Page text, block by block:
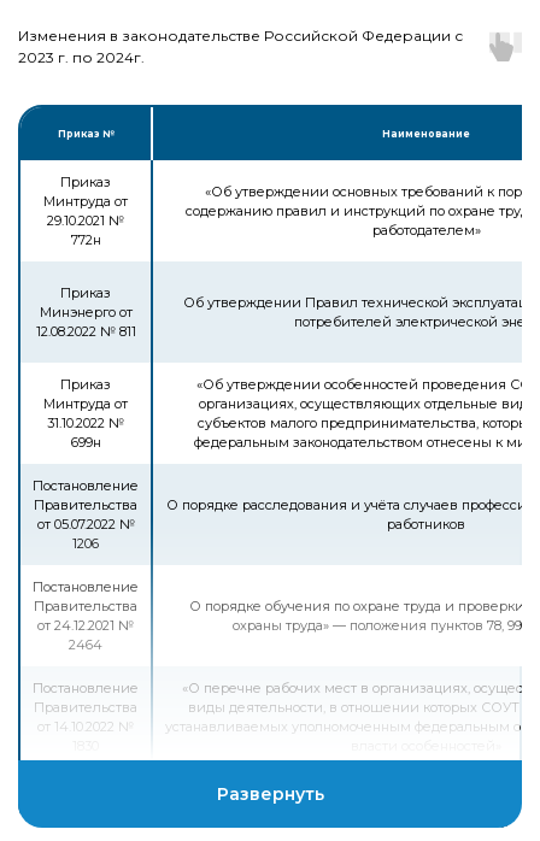
Изменения в законодательстве Российской Федерации с
2023 г. по 2024г.
Приказ № Наименование
Приказ
Минтруда от
29.10.2021 №
772н
«Об утверждении основных требований к
содержанию правил и инструкций по охране
работодателем»
Приказ
Минэнерго от
12.08.2022 № 811
Об утверждении Правил технической
потребителей электрической
Приказ
Минтруда от
31.10.2022 №
699н
«Об утверждении особенностей проведения
организациях, осуществляющих отдельные
субъектов малого предпринимательства, которые
федеральным законодательством отнесены к
Постановление
Правительства
от 05.07.2022 №
1206
О порядке расследования и учёта случаев
работников
Постановление
Правительства
от 24.12.2021 №
2464
О порядке обучения по охране труда и проверки
охраны труда» — положения пунктов 78, 99,
Постановление
Правительства
от 14.10.2022 №
«О перечне рабочих мест в организациях,
виды деятельности, в отношении которых СОУТ
устанавливаемых уполномоченным федеральным
29.10.2021 №
«Об утверждении Правил обеспечения
индивидуальной защиты и смывающими
Развернуть